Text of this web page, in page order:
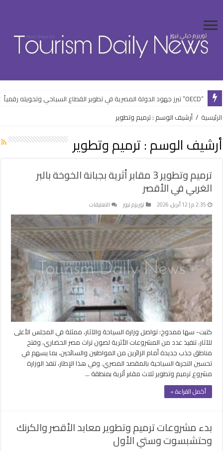
“OECD” تبرز جهود الدولة المصرية في تطوير القطاع السياحي وتحويله رقمياً
الرئيسية / أرشيف الوسم : ترميم وتطوير
أرشيف الوسم :ترميم وتطوير
ترميم وتطوير 3 مقابر أثرية بجبانة الخوخة بالبر
الغربي في الأقصر
2:35 م | 12 أبريل، 2026 توريزم نيوز التعليقات
ترميم
وتطوير
3
مقابر
أثرية
بجبانة
الخوخة
بالبر
الغربي
في
الأقصر
مغلقة
كتبت- سها ممدوح: تواصل وزارة السياحة والآثار، ممثلة في المجلس الأعلى
للآثار، تنفيذ عدد من المشروعات الأثرية لصون تراث مصر الحضاري، وفتح
مناطق جذب جديدة أمام الزائرين من المواطنين والسائحين، بما يسهم في
تحسين التجربة السياحية بالمقصد المصري. وفي هذا الإطار، تنفذ الوزارة
مشروع ترميم وتطوير ثلاث مقابر أثرية بمنطقة …
أكمل القراءة »
بدء مشروعات ترميم وتطوير معابد الأقصر والكرنك
وحتشبسوت وستي الأول